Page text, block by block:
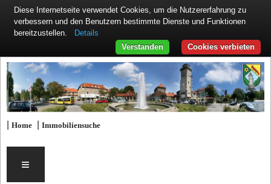
|Home |Immobiliensuche
≡
Diese Internetseite verwendet Cookies, um die Nutzererfahrung zu
verbessern und den Benutzern bestimmte Dienste und Funktionen
bereitzustellen.
Details
Cookies verbieten
Verstanden